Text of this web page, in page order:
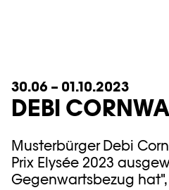
30.06 – 01.10.2023
DEBI
Musterbürger Debi
Prix Elysée 2023
Gegenwartsbezug